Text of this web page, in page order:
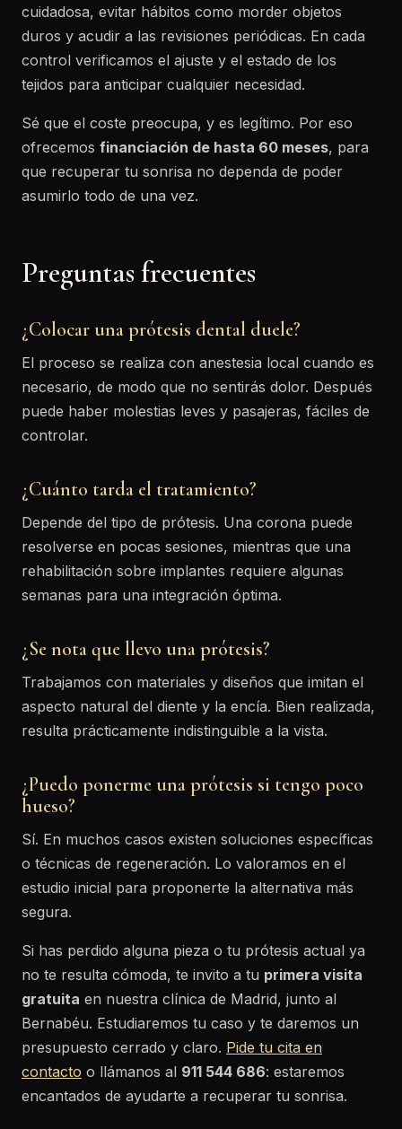
cuidadosa, evitar hábitos como morder objetos
duros y acudir a las revisiones periódicas. En cada
control verificamos el ajuste y el estado de los
tejidos para anticipar cualquier necesidad.
Sé que el coste preocupa, y es legítimo. Por eso
ofrecemos financiación de hasta 60 meses, para
que recuperar tu sonrisa no dependa de poder
asumirlo todo de una vez.
Preguntas frecuentes
¿Colocar una prótesis dental duele?
El proceso se realiza con anestesia local cuando es
necesario, de modo que no sentirás dolor. Después
puede haber molestias leves y pasajeras, fáciles de
controlar.
¿Cuánto tarda el tratamiento?
Depende del tipo de prótesis. Una corona puede
resolverse en pocas sesiones, mientras que una
rehabilitación sobre implantes requiere algunas
semanas para una integración óptima.
¿Se nota que llevo una prótesis?
Trabajamos con materiales y diseños que imitan el
aspecto natural del diente y la encía. Bien realizada,
resulta prácticamente indistinguible a la vista.
¿Puedo ponerme una prótesis si tengo poco
hueso?
Sí. En muchos casos existen soluciones específicas
o técnicas de regeneración. Lo valoramos en el
estudio inicial para proponerte la alternativa más
segura.
Si has perdido alguna pieza o tu prótesis actual ya
no te resulta cómoda, te invito a tu primera visita
gratuita en nuestra clínica de Madrid, junto al
Bernabéu. Estudiaremos tu caso y te daremos un
presupuesto cerrado y claro. Pide tu cita en
contacto o llámanos al 911 544 686: estaremos
encantados de ayudarte a recuperar tu sonrisa.